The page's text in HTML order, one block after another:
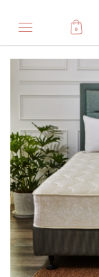
0
Product
產
品
詳
細
介
紹